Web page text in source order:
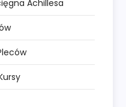
Achillesa